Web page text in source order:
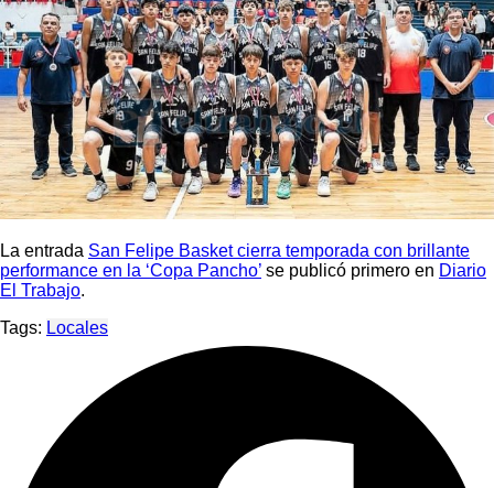
La entrada San Felipe Basket cierra temporada con brillante
performance en la ‘Copa Pancho’ se publicó primero en Diario
El Trabajo.
Tags: Locales